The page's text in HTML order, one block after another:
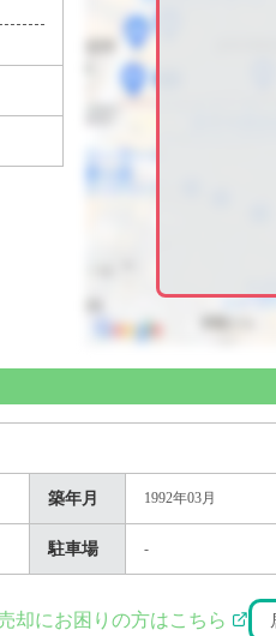
築年月 1992年03月
駐車場 -
却にお困りの方はこちら